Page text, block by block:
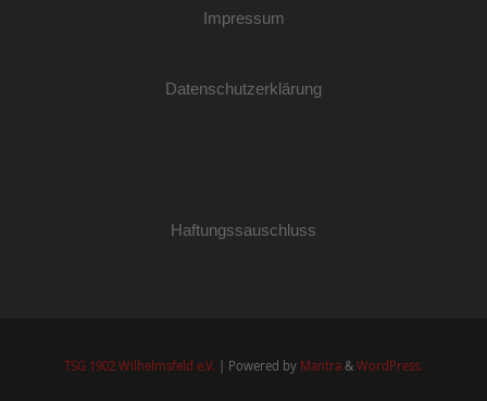
Impressum
Datenschutzerklärung
Haftungssauschluss
TSG 1902 Wilhelmsfeld e.V. | Powered by Mantra & WordPress.